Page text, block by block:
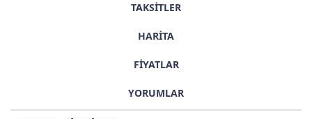
TAKSİTLER
HARİTA
FİYATLAR
YORUMLAR